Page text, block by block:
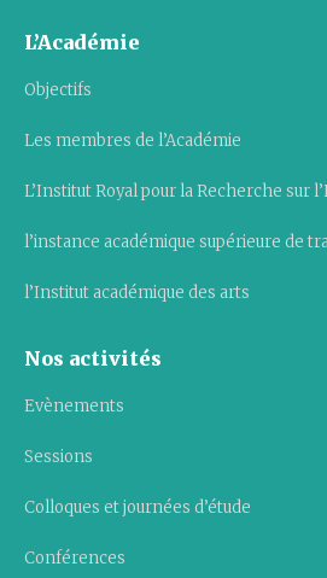
L’Académie
Objectifs
Les membres de l’Académie
L’Institut Royal pour la Recherche sur
l’instance académique supérieure de
l’Institut académique des arts
Nos activités
Evènements
Sessions
Colloques et journées d’étude
Conférences